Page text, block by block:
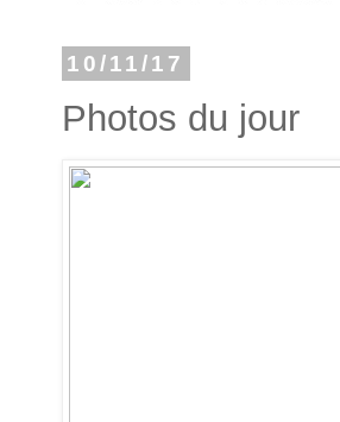
10/11/17
Photos du jour